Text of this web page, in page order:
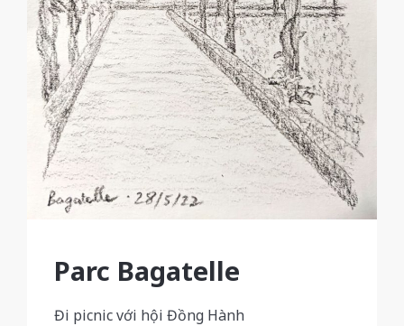
Parc Bagatelle
Đi picnic với hội Đồng Hành